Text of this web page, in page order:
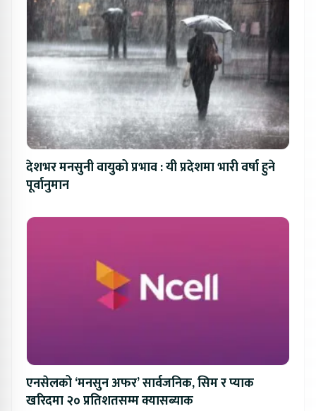
देशभर मनसुनी वायुको प्रभाव : यी प्रदेशमा भारी वर्षा हुने
पूर्वानुमान
एनसेलको ‘मनसुन अफर’ सार्वजनिक, सिम र प्याक
खरिदमा २० प्रतिशतसम्म क्यासब्याक